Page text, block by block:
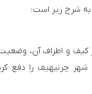
به شرح زیر است:
و اطراف آن،
چرنیهیف را دفع